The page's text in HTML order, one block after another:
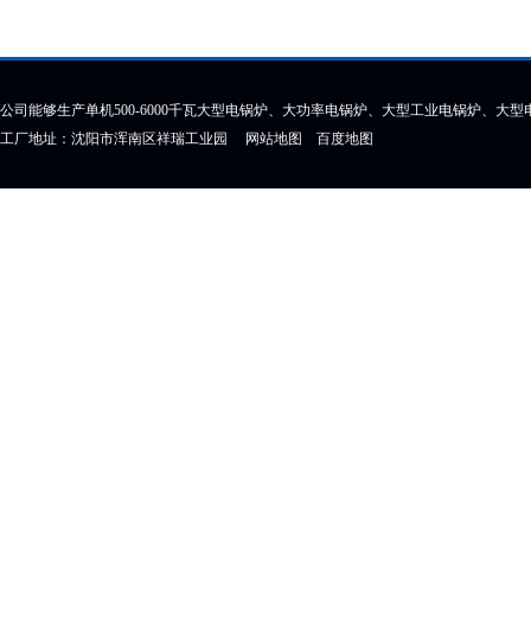
公司能够生产单机500-6000千瓦大型电锅炉、大功率电锅炉、大型工业电锅炉、大
工厂地址：沈阳市浑南区祥瑞工业园 网站地图 百度地图